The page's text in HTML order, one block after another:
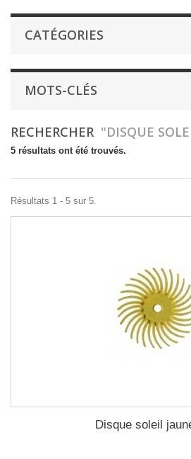
CATÉGORIES
MOTS-CLÉS
RECHERCHER "DISQUE
5 résultats ont été trouvés.
Résultats 1 - 5 sur 5.
Disque soleil